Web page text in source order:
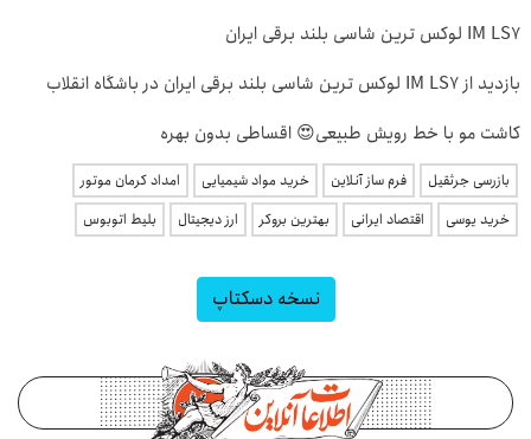
IM LS7 لوکس ترین شاسی بلند برقی ایران
بازدید از IM LS7 لوکس ترین شاسی بلند برقی ایران در باشگاه انقلاب
کاشت مو با خط رویش طبیعی😍 اقساطی بدون بهره
بازرسی جرثقیل فرم ساز آنلاین خرید مواد شیمیایی
امداد کرمان موتور
خرید یوسی
اقتصاد ایرانی بهترین بروکر ارز دیجیتال بلیط اتوبوس
نسخه دسکتاپ